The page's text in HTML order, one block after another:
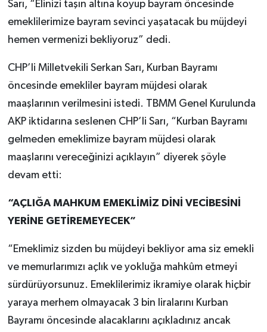
Sarı, “Elinizi taşın altına koyup bayram öncesinde
emeklilerimize bayram sevinci yaşatacak bu müjdeyi
hemen vermenizi bekliyoruz” dedi.
CHP’li Milletvekili Serkan Sarı, Kurban Bayramı
öncesinde emekliler bayram müjdesi olarak
maaşlarının verilmesini istedi. TBMM Genel Kurulunda
AKP iktidarına seslenen CHP’li Sarı, “Kurban Bayramı
gelmeden emeklimize bayram müjdesi olarak
maaşlarını vereceğinizi açıklayın” diyerek şöyle
devam etti:
“AÇLIĞA MAHKUM EMEKLİMİZ DİNİ VECİBESİNİ
YERİNE GETİREMEYECEK”
“Emeklimiz sizden bu müjdeyi bekliyor ama siz emekli
ve memurlarımızı açlık ve yokluğa mahkûm etmeyi
sürdürüyorsunuz. Emeklilerimiz ikramiye olarak hiçbir
yaraya merhem olmayacak 3 bin liralarını Kurban
Bayramı öncesinde alacaklarını açıkladınız ancak